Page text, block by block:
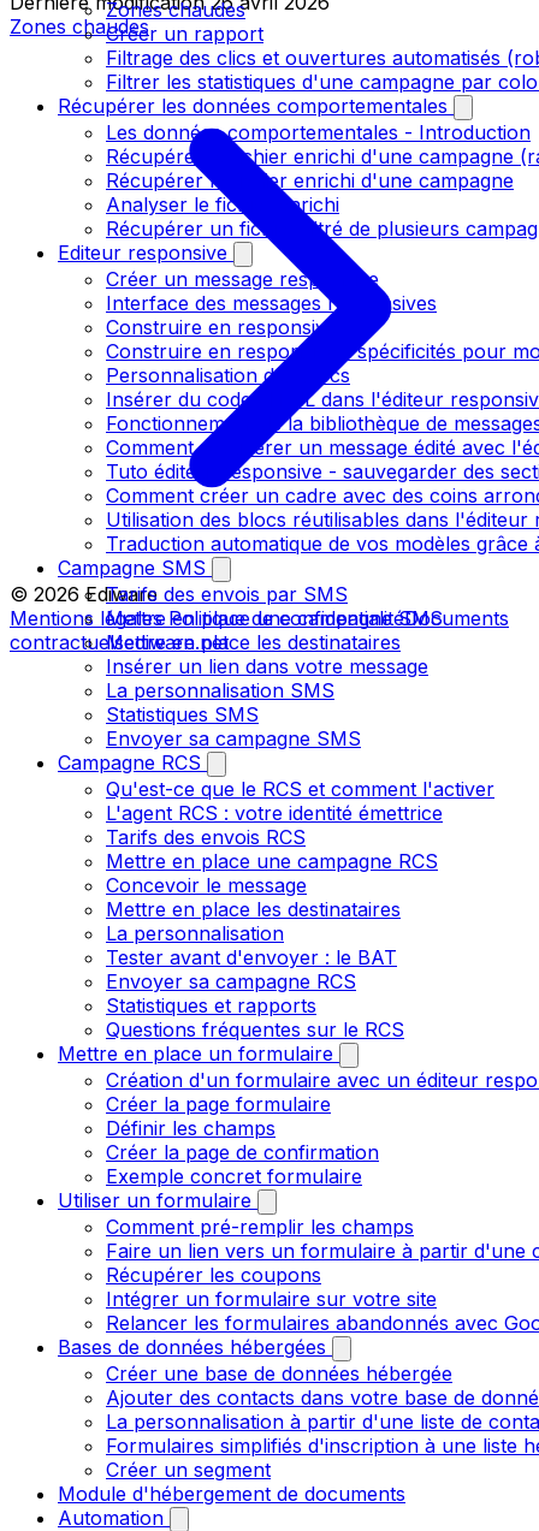
Zones chaudes
Créer un rapport
Filtrage des clics et ouvertures automatisés
Filtrer les statistiques d'une campagne par
Récupérer les données comportementales
Les données comportementales - Introduction
Récupérer le fichier enrichi d'une campagne
Récupérer le fichier enrichi d'une campagne
Analyser le fichier enrichi
Récupérer un fichier filtré de plusieurs
Editeur responsive
Créer un message responsive
Interface des messages responsives
Construire en responsive
Construire en responsive - spécificités pour
Personnalisation des blocs
Insérer du code HTML dans l'éditeur
Fonctionnement de la bibliothèque de
Comment récupérer un message édité avec
Tuto éditeur responsive - sauvegarder des
Comment créer un cadre avec des coins
Utilisation des blocs réutilisables dans l'éditeur
Traduction automatique de vos modèles grâce
Campagne SMS
Tarifs des envois par SMS
Mettre en place une campagne SMS
Mettre en place les destinataires
Insérer un lien dans votre message
La personnalisation SMS
Statistiques SMS
Envoyer sa campagne SMS
Campagne RCS
Qu'est-ce que le RCS et comment l'activer
L'agent RCS : votre identité émettrice
Tarifs des envois RCS
Mettre en place une campagne RCS
Concevoir le message
Mettre en place les destinataires
La personnalisation
Tester avant d'envoyer : le BAT
Envoyer sa campagne RCS
Statistiques et rapports
Questions fréquentes sur le RCS
Mettre en place un formulaire
Création d'un formulaire avec un éditeur
Créer la page formulaire
Définir les champs
Créer la page de confirmation
Exemple concret formulaire
Utiliser un formulaire
Comment pré-remplir les champs
Faire un lien vers un formulaire à partir d'une
Récupérer les coupons
Intégrer un formulaire sur votre site
Relancer les formulaires abandonnés avec
Bases de données hébergées
Créer une base de données hébergée
Ajouter des contacts dans votre base de
La personnalisation à partir d'une liste de
Formulaires simplifiés d'inscription à une liste
Créer un segment
Module d'hébergement de documents
Automation
Zones chaudes
© 2026 Ediware
Mentions légales Politique de confidentialitéDocuments
contractuelsediware.net